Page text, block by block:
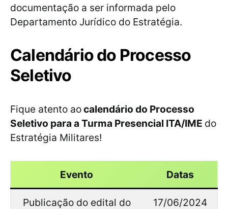
documentação a ser informada pelo
Departamento Jurídico do Estratégia.
Calendário do Processo
Seletivo
Fique atento aocalendário do Processo
Seletivo para a Turma Presencial ITA/IME do
Estratégia Militares!
Evento Datas
Publicação do edital do
17/06/2024